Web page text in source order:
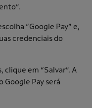
“Google Pay” e,
credenciais do
clique em “Salvar”. A
Google Pay será